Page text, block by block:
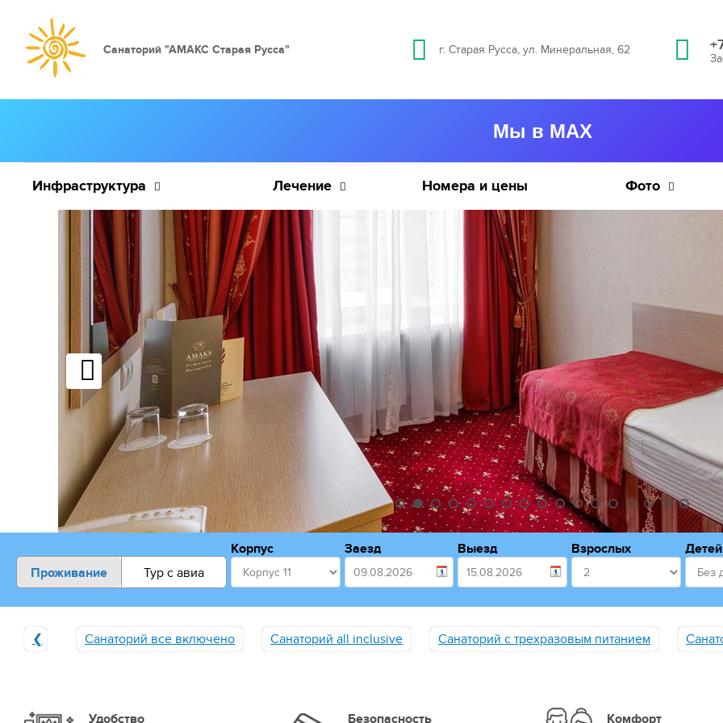
Санаторий "АМАКС Старая Русса" г. Старая Русса, ул. Минеральная, 62
Мы в MAX
Инфраструктура Лечение Номера и цены Фото
Проживание Тур с авиа
Корпус Заезд Выезд Взрослых Детей
❮ Санаторий все включено Санаторий all inclusive Санаторий с трехразовым питанием
Удобство Безопасность Комфорт